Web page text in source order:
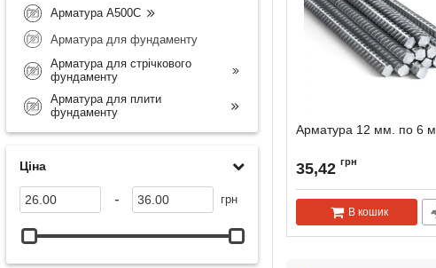
Арматура А500С
Арматура для фундаменту
Арматура для стрічкового
фундаменту
Арматура для плити
фундаменту
Ціна
- грн
Арматура 12 мм. по 6 м
35,42 грн
В кошик